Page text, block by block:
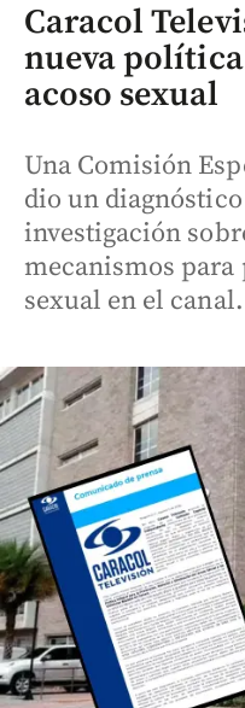
Caracol
nueva
acoso sexual
Una Comisión
dio un
investigación
mecanismos para
sexual en el canal.